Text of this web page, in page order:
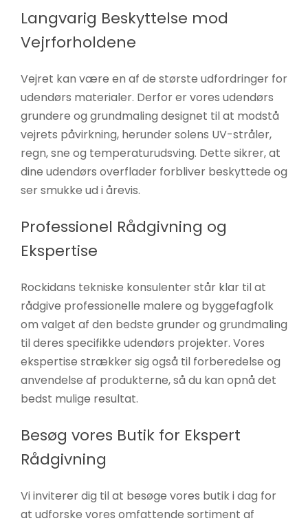
Langvarig Beskyttelse mod
Vejrforholdene
Vejret kan være en af de største udfordringer for
udendørs materialer. Derfor er vores udendørs
grundere og grundmaling designet til at modstå
vejrets påvirkning, herunder solens UV-stråler,
regn, sne og temperaturudsving. Dette sikrer, at
dine udendørs overflader forbliver beskyttede og
ser smukke ud i årevis.
Professionel Rådgivning og
Ekspertise
Rockidans tekniske konsulenter står klar til at
rådgive professionelle malere og byggefagfolk
om valget af den bedste grunder og grundmaling
til deres specifikke udendørs projekter. Vores
ekspertise strækker sig også til forberedelse og
anvendelse af produkterne, så du kan opnå det
bedst mulige resultat.
Besøg vores Butik for Ekspert
Rådgivning
Vi inviterer dig til at besøge vores butik i dag for
at udforske vores omfattende sortiment af